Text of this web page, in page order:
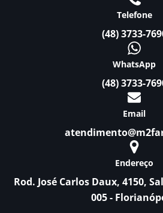
Telefone
(48) 3733-
WhatsApp
(48) 3733-
Email
Endereço
Rod. José Carlos Daux, 4150,
005 -